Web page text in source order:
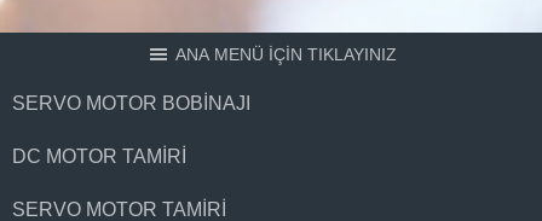
ANA MENÜ İÇİN TIKLAYINIZ
SERVO MOTOR BOBINAJI
DC MOTOR TAMIRI
SERVO MOTOR TAMIRI